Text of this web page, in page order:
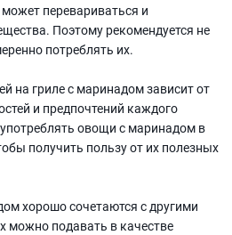
перевариваться и
Поэтому рекомендуется не
потреблять их.
на гриле с маринадом зависит от
и предпочтений каждого
овощи с маринадом в
получить пользу от их полезных
хорошо сочетаются с другими
можно подавать в качестве